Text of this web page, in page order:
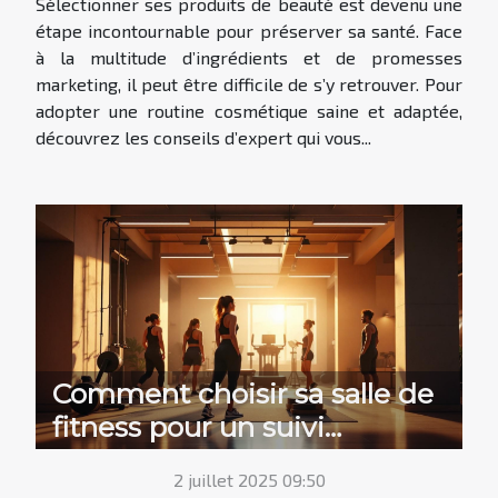
Sélectionner ses produits de beauté est devenu une
étape incontournable pour préserver sa santé. Face
à la multitude d’ingrédients et de promesses
marketing, il peut être difficile de s’y retrouver. Pour
adopter une routine cosmétique saine et adaptée,
découvrez les conseils d’expert qui vous...
Comment choisir sa salle de
fitness pour un suivi
professionnel optimal ?
2 juillet 2025 09:50